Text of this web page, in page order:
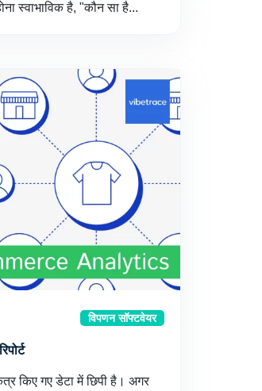
स्वाभाविक है, "कौन सा है...
विपणन सॉफ्टवेयर
किए गए डेटा में छिपी है। अगर